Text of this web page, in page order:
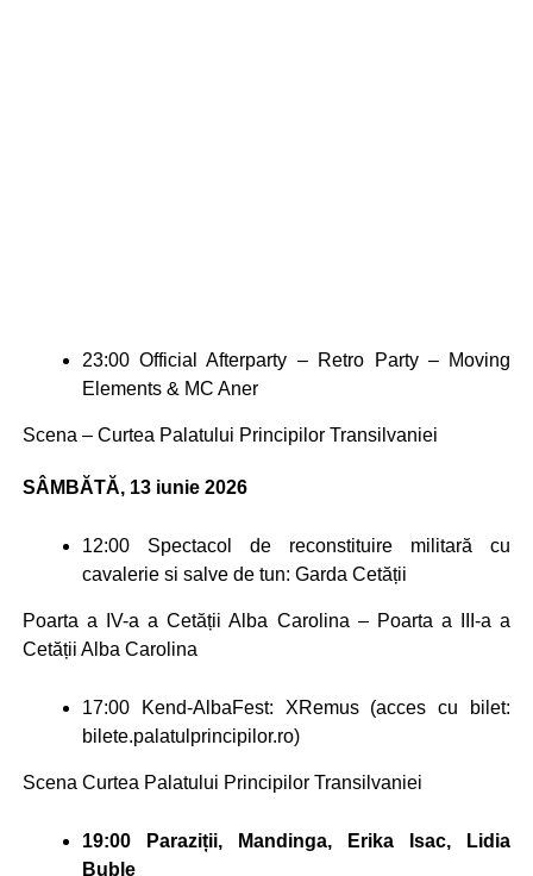
23:00 Official Afterparty – Retro Party – Moving
Elements & MC Aner
Scena – Curtea Palatului Principilor Transilvaniei
SÂMBĂTĂ, 13 iunie 2026
12:00
Spectacol de reconstituire militară cu
cavalerie si salve de tun: Garda Cetății
Poarta a IV-a a Cetății Alba Carolina – Poarta a III-a a
Cetății Alba Carolina
17:00
Kend-AlbaFest: XRemus (acces cu bilet:
bilete.palatulprincipilor.ro)
Scena Curtea Palatului Principilor Transilvaniei
19:00 Paraziții, Mandinga, Erika Isac, Lidia
Buble